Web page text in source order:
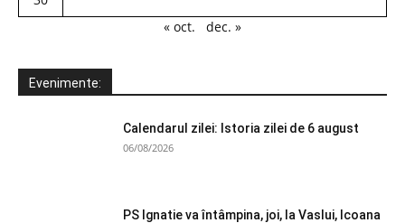
« oct.
dec. »
Evenimente:
Calendarul zilei: Istoria zilei de 6 august
06/08/2026
PS Ignatie va întâmpina, joi, la Vaslui, Icoana